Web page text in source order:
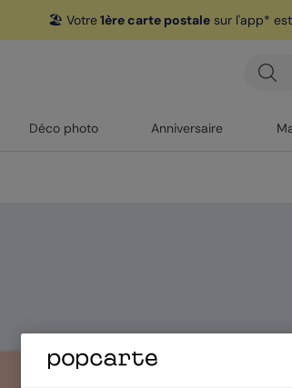
🏖️ Votre1ère carte postalesur l'app* est
Déco photo Anniversaire